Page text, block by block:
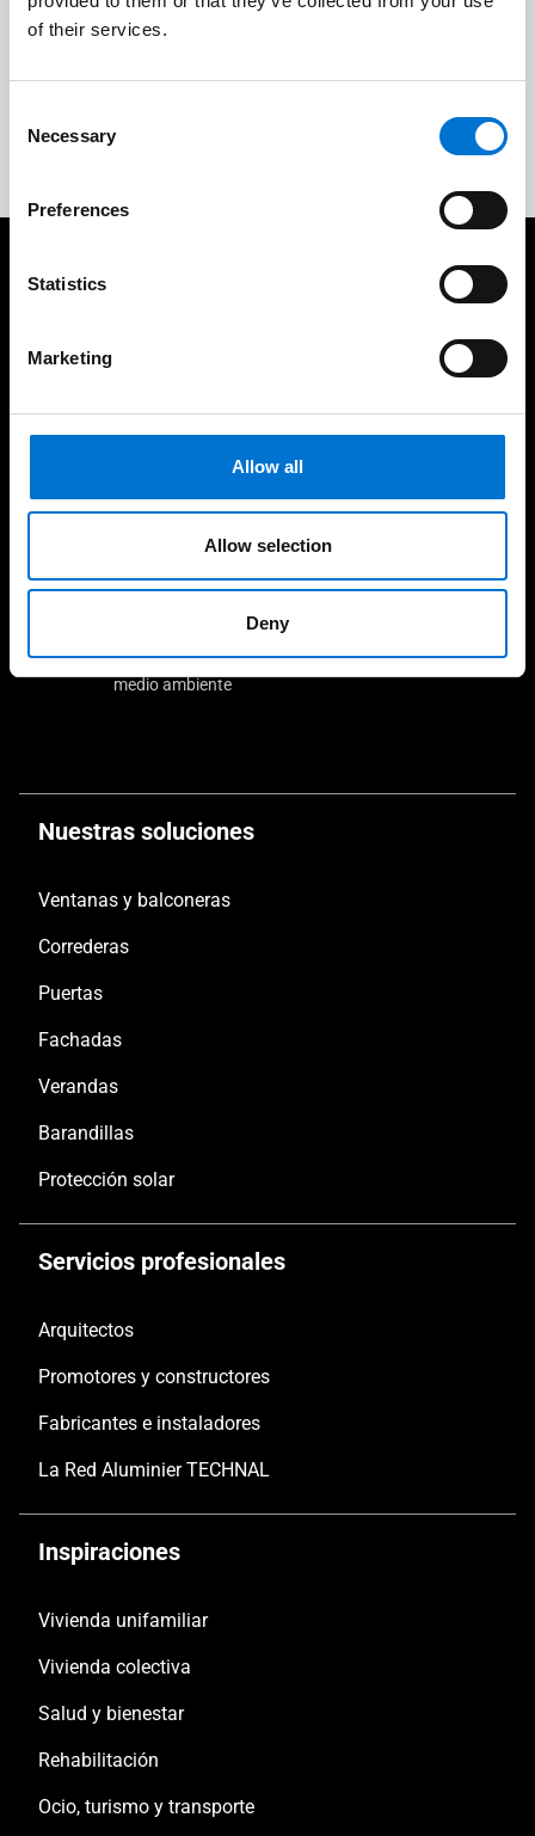
of their services.
Selection
Necessary
Preferences
Statistics
Marketing
Allow all
Allow selection
Deny
4 Aceptación del trabajo y garantías
5
Cuidamos de nuestros clientes
Experiencia consolidada y
190 industriales de la Red
Soluciones sostenibles y
responsables con el
medio ambiente
española
Nuestras soluciones
Ventanas y balconeras
Correderas
Puertas
Fachadas
Verandas
Barandillas
Protección solar
Servicios profesionales
Arquitectos
Promotores y constructores
Fabricantes e instaladores
La Red Aluminier TECHNAL
Inspiraciones
Vivienda unifamiliar
Vivienda colectiva
Salud y bienestar
Rehabilitación
Ocio, turismo y transporte